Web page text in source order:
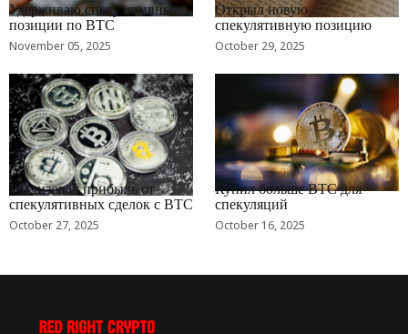
Удерживаю спекулятивные
позиции по BTC
November 05, 2025
Открыл новую
спекулятивную позицию
October 29, 2025
RRCNEWS_RU
Реализовал прибыль от
спекулятивных сделок с BTC
October 27, 2025
RRCNEWS_RU
Купил больше BTC для
спекуляций
October 16, 2025